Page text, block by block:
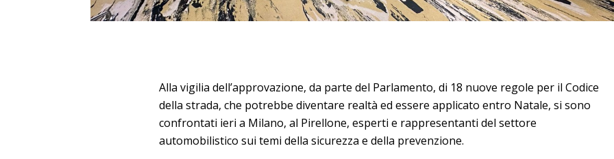
Alla vigilia dell’approvazione, da parte del Parlamento, di 18 nuove regole per il Codice
della strada, che potrebbe diventare realtà ed essere applicato entro Natale, si sono
confrontati ieri a Milano, al Pirellone, esperti e rappresentanti del settore
automobilistico sui temi della sicurezza e della prevenzione.